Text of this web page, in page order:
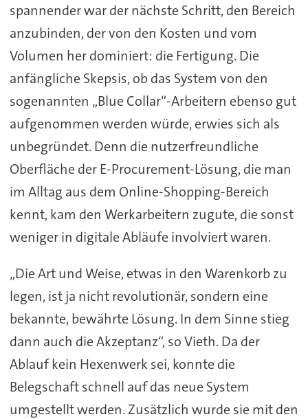
spannender war der nächste Schritt, den Bereich
anzubinden, der von den Kosten und vom
Volumen her dominiert: die Fertigung. Die
anfängliche Skepsis, ob das System von den
sogenannten „Blue Collar“-Arbeitern ebenso gut
aufgenommen werden würde, erwies sich als
unbegründet. Denn die nutzerfreundliche
Oberfläche der E-Procurement-Lösung, die man
im Alltag aus dem Online-Shopping-Bereich
kennt, kam den Werkarbeitern zugute, die sonst
weniger in digitale Abläufe involviert waren.
„Die Art und Weise, etwas in den Warenkorb zu
legen, ist ja nicht revolutionär, sondern eine
bekannte, bewährte Lösung. In dem Sinne stieg
dann auch die Akzeptanz“, so Vieth. Da der
Ablauf kein Hexenwerk sei, konnte die
Belegschaft schnell auf das neue System
umgestellt werden. Zusätzlich wurde sie mit den